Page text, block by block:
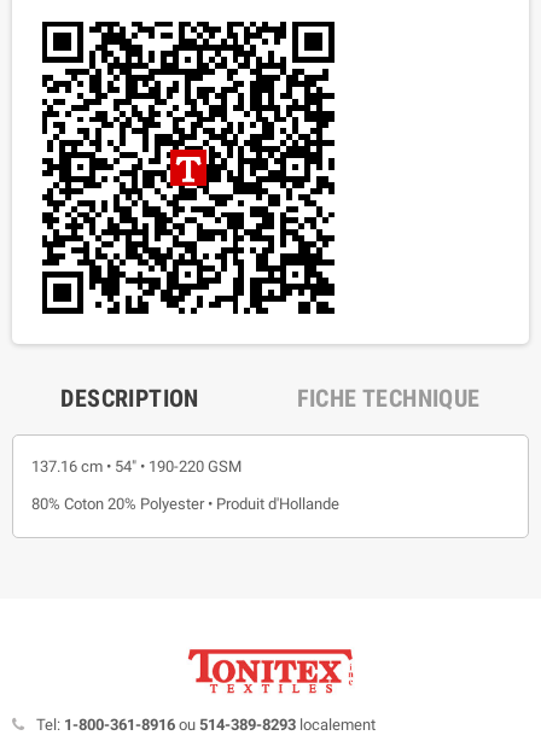
DESCRIPTION FICHE TECHNIQUE
137.16 cm • 54" • 190-220 GSM
80% Coton 20% Polyester • Produit d'Hollande
Tel: 1-800-361-8916 ou 514-389-8293 localement